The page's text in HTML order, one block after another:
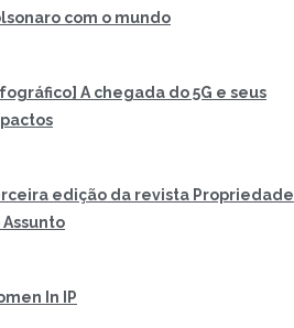
com o mundo
A chegada do 5G e seus
edição da revista Propriedade
Assunto
In IP